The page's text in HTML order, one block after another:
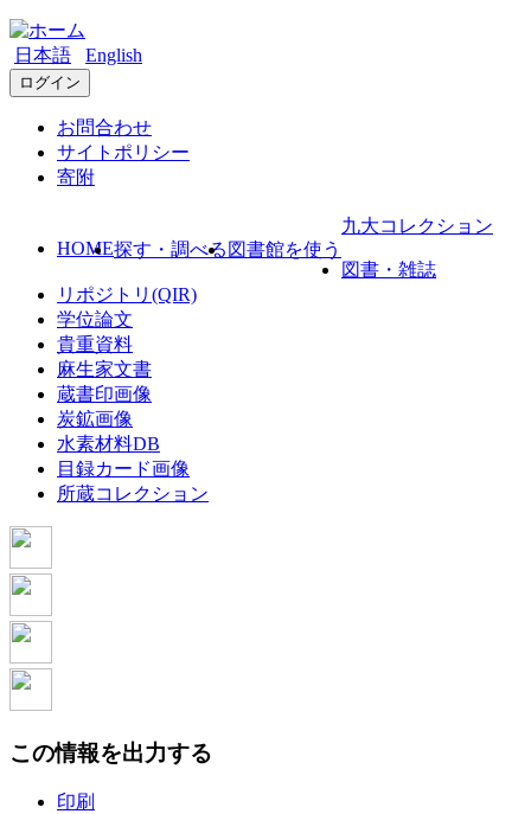
日本語 English
ログイン
お問合わせ
サイトポリシー
寄附
HOME探す・調べる 図書館を使う
九大コレクション
図書・雑誌
リポジトリ(QIR)
学位論文
貴重資料
麻生家文書
蔵書印画像
炭鉱画像
水素材料DB
目録カード画像
所蔵コレクション
この情報を出力する
印刷